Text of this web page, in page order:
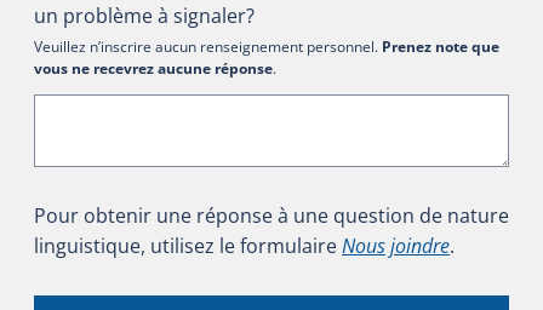
un problème à signaler?
Veuillez n’inscrire aucun renseignement personnel. Prenez note que
vous ne recevrez aucune réponse.
Pour obtenir une réponse à une question de nature
linguistique, utilisez le formulaireNous joindre.